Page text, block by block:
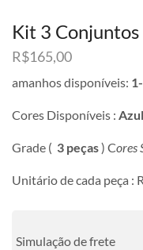
Kit 3
R$165,00
amanhos disponíveis:
Cores Disponíveis :
Grade ( 3 peças) Cores
Unitário de cada peça :
Simulação de frete